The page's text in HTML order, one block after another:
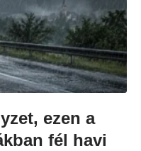
ezen a
fél havi